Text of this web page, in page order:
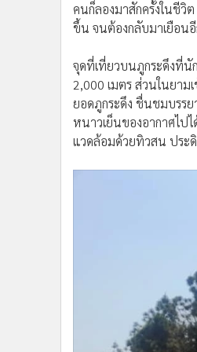
คนก็ลองมาสักครั้งในชีวิ
ขึ้น จนต้องกลับมาเยือน
จุดที่เที่ยวบนภูกระดึงที่
2,000 เมตร ส่วนในยา
ยอดภูกระดึง ชื่นชมบรร
หนาวเย็นของอากาศไป
แวดล้อมด้วยทิวสน ประ